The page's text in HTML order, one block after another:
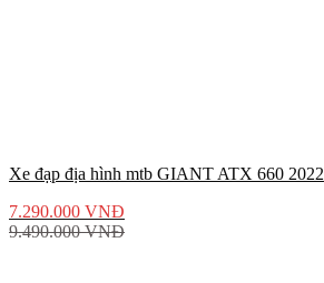
Xe đạp địa hình mtb GIANT ATX 660 2022
7.290.000 VNĐ
9.490.000VNĐ